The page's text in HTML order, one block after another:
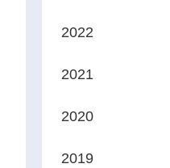
2022
2021
2020
2019